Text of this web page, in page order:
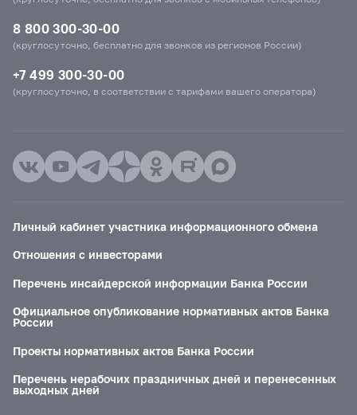
8 800 300-30-00
(круглосуточно, бесплатно для звонков из регионов России)
+7 499 300-30-00
(круглосуточно, в соответствии с тарифами вашего оператора)
Личный кабинет участника информационного обмена
Отношения с инвесторами
Перечень инсайдерской информации Банка России
Официальное опубликование нормативных актов Банка
России
Проекты нормативных актов Банка России
Перечень нерабочих праздничных дней и перенесенных
выходных дней